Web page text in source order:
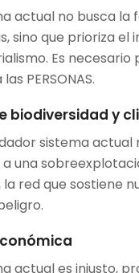
actual no busca la
sino que prioriza el
Es necesario
PERSONAS.
biodiversidad y
sistema actual
una
la red que sostiene
actual es injusto,